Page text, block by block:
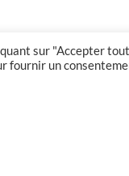
sur "Accepter
fournir un